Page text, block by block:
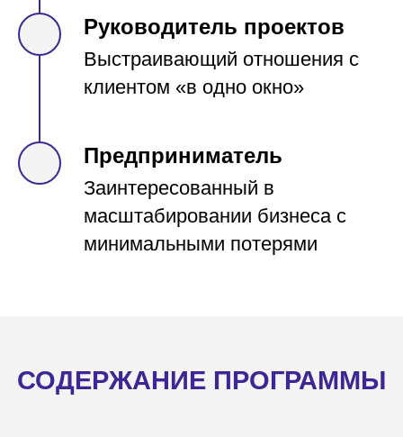
Руководитель проектов
Выстраивающий отношения с
клиентом «в одно окно»
Предприниматель
Заинтересованный в
масштабировании бизнеса с
минимальными потерями